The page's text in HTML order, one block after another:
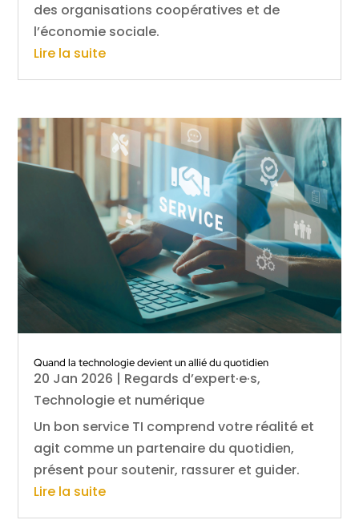
des organisations coopératives et de
l’économie sociale.
Lire la suite
Quand la technologie devient un allié du quotidien
20 Jan 2026 | Regards d’expert·e·s,
Technologie et numérique
Un bon service TI comprend votre réalité et
agit comme un partenaire du quotidien,
présent pour soutenir, rassurer et guider.
Lire la suite